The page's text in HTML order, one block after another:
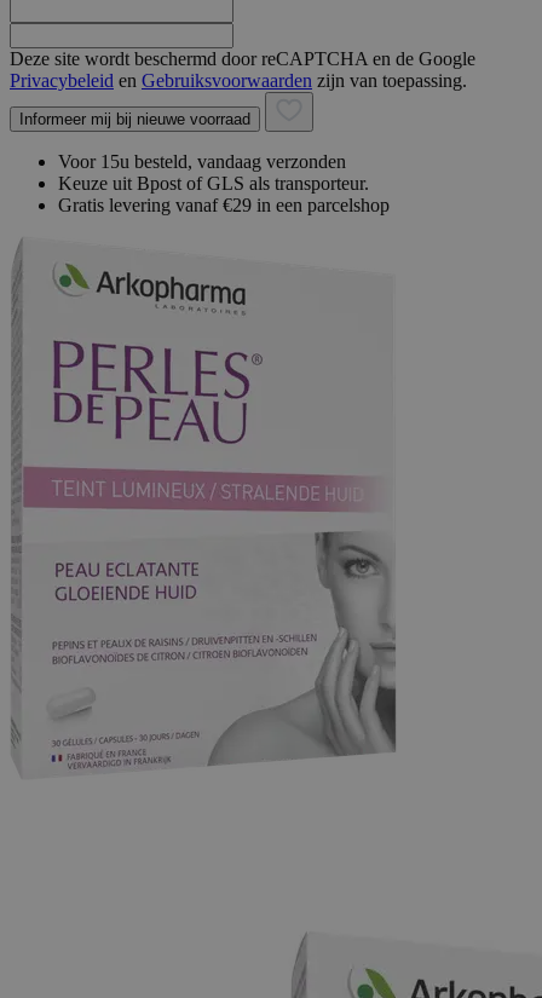
Deze site wordt beschermd door reCAPTCHA en de Google
Privacybeleid en Gebruiksvoorwaarden zijn van toepassing.
Informeer mij bij nieuwe voorraad
Voor 15u besteld, vandaag verzonden
Keuze uit Bpost of GLS als transporteur.
Gratis levering vanaf €29 in een parcelshop